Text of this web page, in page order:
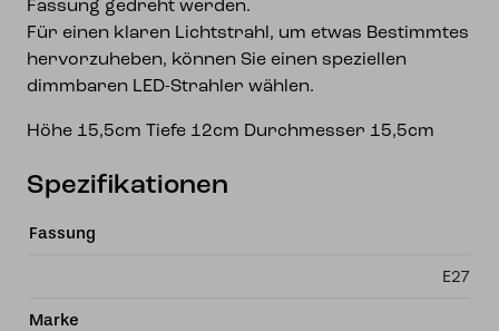
Fassung gedreht werden.
Für einen klaren Lichtstrahl, um etwas Bestimmtes
hervorzuheben, können Sie einen speziellen
dimmbaren LED-Strahler wählen.
Höhe 15,5cm Tiefe 12cm Durchmesser 15,5cm
Spezifikationen
Fassung
E27
Marke